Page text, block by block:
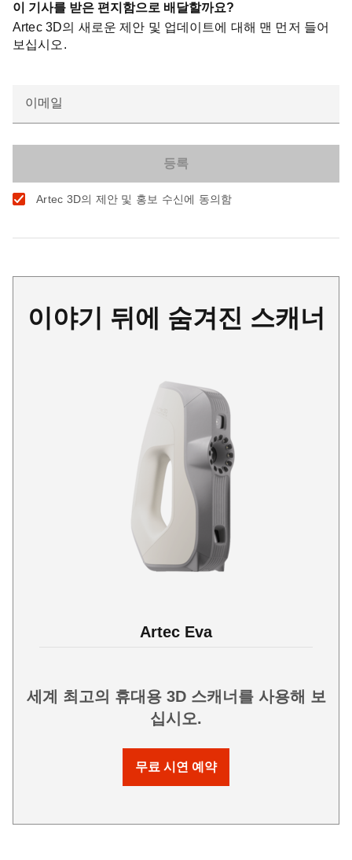
이 기사를 받은 편지함으로 배달할까요?
Artec 3D의 새로운 제안 및 업데이트에 대해 맨 먼저 들어
보십시오.
이메일
Artec 3D의 제안 및 홍보 수신에 동의함
이야기 뒤에 숨겨진 스캐너
Artec Eva
세계 최고의 휴대용 3D 스캐너를 사용해 보
십시오.
무료 시연 예약